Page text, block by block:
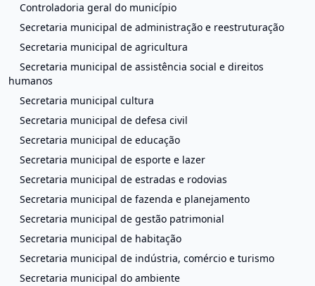
Controladoria geral do município
Secretaria municipal de administração e reestruturação
Secretaria municipal de agricultura
Secretaria municipal de assistência social e direitos
humanos
Secretaria municipal cultura
Secretaria municipal de defesa civil
Secretaria municipal de educação
Secretaria municipal de esporte e lazer
Secretaria municipal de estradas e rodovias
Secretaria municipal de fazenda e planejamento
Secretaria municipal de gestão patrimonial
Secretaria municipal de habitação
Secretaria municipal de indústria, comércio e turismo
Secretaria municipal do ambiente